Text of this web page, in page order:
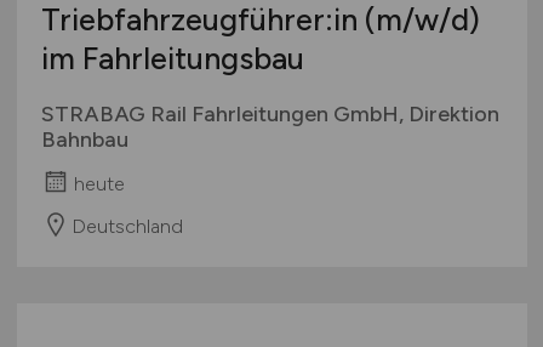
Triebfahrzeugführer:in (m/w/d)
im Fahrleitungsbau
STRABAG Rail Fahrleitungen GmbH, Direktion
Bahnbau
heute
Deutschland